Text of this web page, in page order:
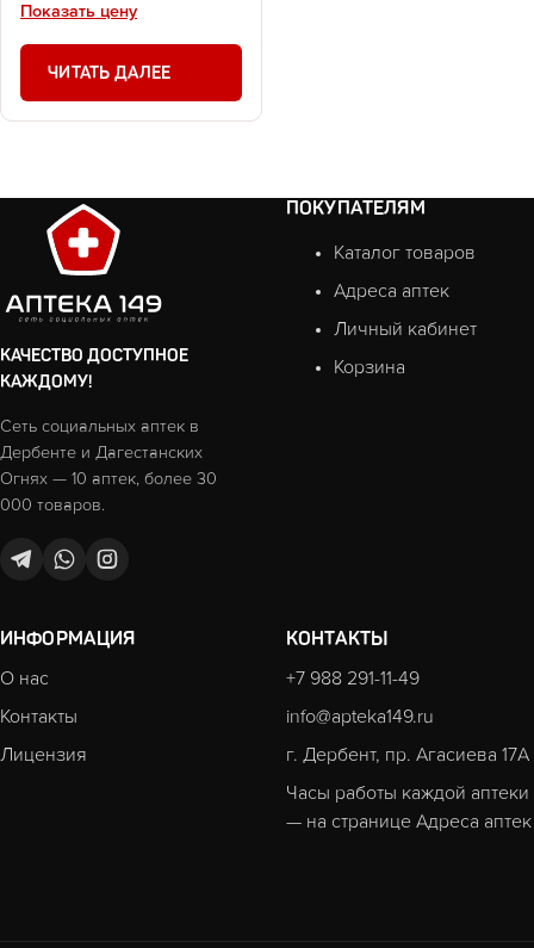
Показать цену
ЧИТАТЬ ДАЛЕЕ
КАЧЕСТВО ДОСТУПНОЕ
КАЖДОМУ!
Сеть социальных аптек в
Дербенте и Дагестанских
Огнях — 10 аптек, более 30
000 товаров.
ПОКУПАТЕЛЯМ
Каталог товаров
Адреса аптек
Личный кабинет
Корзина
ИНФОРМАЦИЯ
О нас
Контакты
Лицензия
КОНТАКТЫ
+7 988 291-11-49
info@apteka149.ru
г. Дербент, пр. Агасиева 17А
Часы работы каждой аптеки
— на странице Адреса аптек